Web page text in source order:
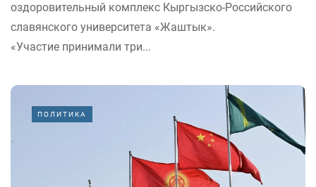
оздоровительный комплекс Кыргызско-Российского
славянского университета «Жаштык».
«Участие принимали три...
ПОЛИТИКА